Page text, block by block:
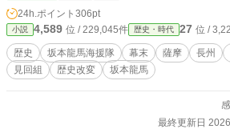
い男の、痛快なる歴史改変劇が今
24h.ポイント 306pt
小説 4,589 位 / 229,045件 歴史・時代 27 位 /
歴史 坂本龍馬海援隊 幕末 薩摩 長州
見回組
歴史改変 坂本龍馬
最終更新日